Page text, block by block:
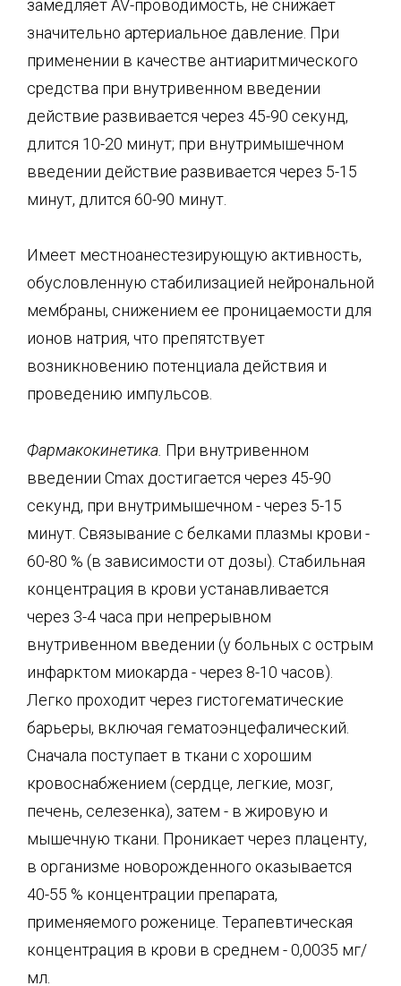
замедляет AV-проводимость, не снижает
значительно артериальное давление. При
применении в качестве антиаритмического
средства при внутривенном введении
действие развивается через 45-90 секунд,
длится 10-20 минут; при внутримышечном
введении действие развивается через 5-15
минут, длится 60-90 минут.
Имеет местноанестезирующую активность,
обусловленную стабилизацией нейрональной
мембраны, снижением ее проницаемости для
ионов натрия, что препятствует
возникновению потенциала действия и
проведению импульсов.
Фармакокинетика. При внутривенном
введении Сmax достигается через 45-90
секунд, при внутримышечном - через 5-15
минут. Связывание с белками плазмы крови -
60-80 % (в зависимости от дозы). Стабильная
концентрация в крови устанавливается
через 3-4 часа при непрерывном
внутривенном введении (у больных с острым
инфарктом миокарда - через 8-10 часов).
Легко проходит через гистогематические
барьеры, включая гематоэнцефалический.
Сначала поступает в ткани с хорошим
кровоснабжением (сердце, легкие, мозг,
печень, селезенка), затем - в жировую и
мышечную ткани. Проникает через плаценту,
в организме новорожденного оказывается
40-55 % концентрации препарата,
применяемого роженице. Терапевтическая
концентрация в крови в среднем - 0,0035 мг/
мл.